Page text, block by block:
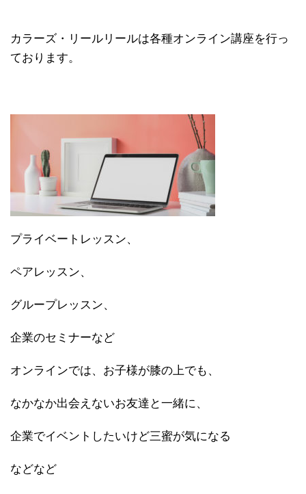
カラーズ・リールリールは各種オンライン講座を行っ
ております。
プライベートレッスン、
ペアレッスン、
グループレッスン、
企業のセミナーなど
オンラインでは、お子様が膝の上でも、
なかなか出会えないお友達と一緒に、
企業でイベントしたいけど三蜜が気になる
などなど